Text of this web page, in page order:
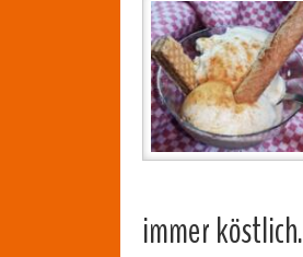
immer köstlich.